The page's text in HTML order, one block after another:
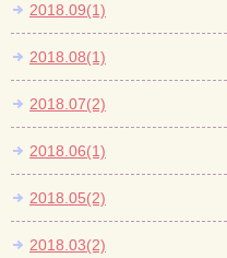
2018.09(1)
2018.08(1)
2018.07(2)
2018.06(1)
2018.05(2)
2018.03(2)